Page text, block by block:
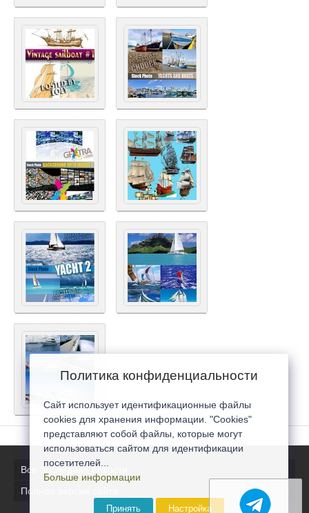
Все последние новости
Полная версия сайта
Политика конфиденциальности
Сайт использует идентификационные файлы
cookies для хранения информации. "Cookies"
представляют собой файлы, которые могут
использоваться сайтом для идентификации
посетителей...
Больше информации
Принять Настройка